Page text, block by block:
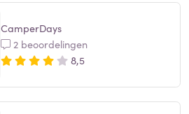
CamperDays
2 beoordelingen
8,5